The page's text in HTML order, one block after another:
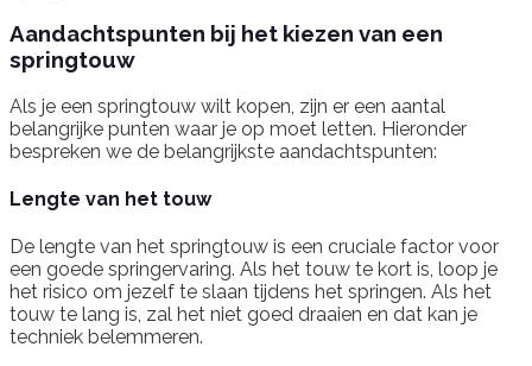
Aandachtspunten bij het kiezen van een
springtouw
Als je een springtouw wilt kopen, zijn er een aantal
belangrijke punten waar je op moet letten. Hieronder
bespreken we de belangrijkste aandachtspunten:
Lengte van het touw
De lengte van het springtouw is een cruciale factor voor
een goede springervaring. Als het touw te kort is, loop je
het risico om jezelf te slaan tijdens het springen. Als het
touw te lang is, zal het niet goed draaien en dat kan je
techniek belemmeren.